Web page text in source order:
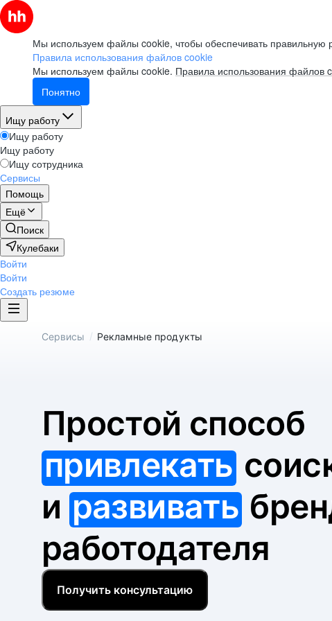
Мы используем файлы cookie, чтобы обеспечивать правильную
Правила использования файлов cookie
Мы используем файлы cookie. Правила использования файлов
Понятно
Ищу работу
Ищу работу
Ищу работу
Ищу сотрудника
Сервисы
Помощь
Ещё
Поиск
Кулебаки
Войти
Войти
Создать резюме
Сервисы / Рекламные продукты
Простой способ
привлекать
и развивать
работодателя
Получить консультацию